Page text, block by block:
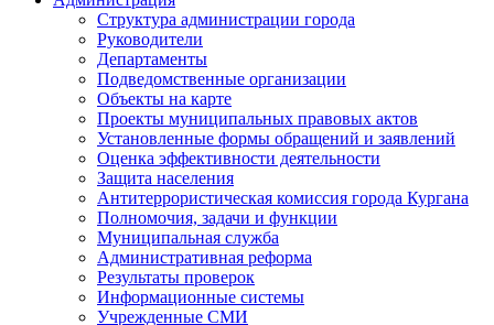
Структура администрации города
Руководители
Департаменты
Подведомственные организации
Объекты на карте
Проекты муниципальных правовых актов
Установленные формы обращений и заявлений
Оценка эффективности деятельности
Защита населения
Антитеррористическая комиссия города Кургана
Полномочия, задачи и функции
Муниципальная служба
Административная реформа
Результаты проверок
Информационные системы
Учрежденные СМИ